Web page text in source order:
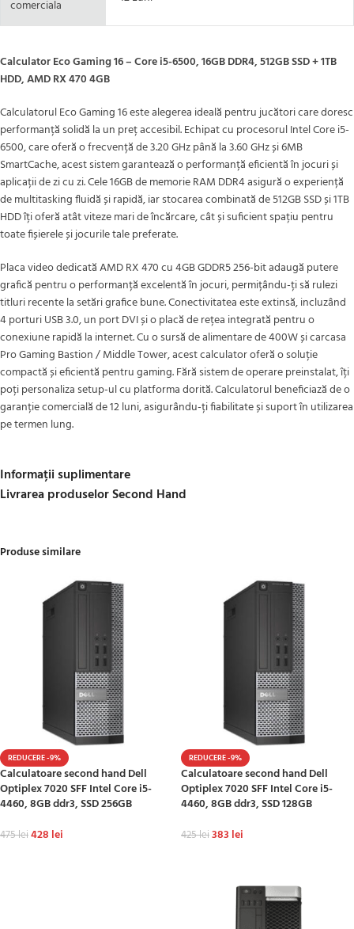
comerciala
Calculator Eco Gaming 16 – Core i5-6500, 16GB DDR4, 512GB SSD + 1TB
HDD, AMD RX 470 4GB
Calculatorul Eco Gaming 16 este alegerea ideală pentru jucători care doresc
performanță solidă la un preț accesibil. Echipat cu procesorul Intel Core i5-
6500, care oferă o frecvență de 3.20 GHz până la 3.60 GHz și 6MB
SmartCache, acest sistem garantează o performanță eficientă în jocuri și
aplicații de zi cu zi. Cele 16GB de memorie RAM DDR4 asigură o experiență
de multitasking fluidă și rapidă, iar stocarea combinată de 512GB SSD și 1TB
HDD îți oferă atât viteze mari de încărcare, cât și suficient spațiu pentru
toate fișierele și jocurile tale preferate.
Placa video dedicată AMD RX 470 cu 4GB GDDR5 256-bit adaugă putere
grafică pentru o performanță excelentă în jocuri, permițându-ți să rulezi
titluri recente la setări grafice bune. Conectivitatea este extinsă, incluzând
4 porturi USB 3.0, un port DVI și o placă de rețea integrată pentru o
conexiune rapidă la internet. Cu o sursă de alimentare de 400W și carcasa
Pro Gaming Bastion / Middle Tower, acest calculator oferă o soluție
compactă și eficientă pentru gaming. Fără sistem de operare preinstalat, îți
poți personaliza setup-ul cu platforma dorită. Calculatorul beneficiază de o
garanție comercială de 12 luni, asigurându-ți fiabilitate și suport în utilizarea
pe termen lung.
Informații suplimentare
Livrarea produselor Second Hand
Produse similare
REDUCERE -9%
Calculatoare second hand Dell
Optiplex 7020 SFF Intel Core i5-
4460, 8GB ddr3, SSD 256GB
475lei428 lei
REDUCERE -9%
Calculatoare second hand Dell
Optiplex 7020 SFF Intel Core i5-
4460, 8GB ddr3, SSD 128GB
425lei383 lei